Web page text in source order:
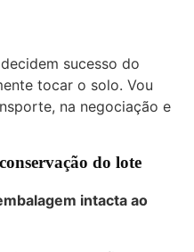
sucesso do
tocar o solo. Vou
na negociação e
do lote
intacta ao